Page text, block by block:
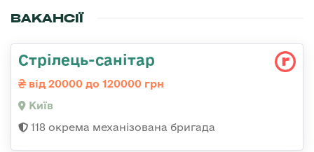
ВАКАНСІЇ
Стрілець-санітар
від 20000 до 120000 грн
Київ
118 окрема механізована бригада